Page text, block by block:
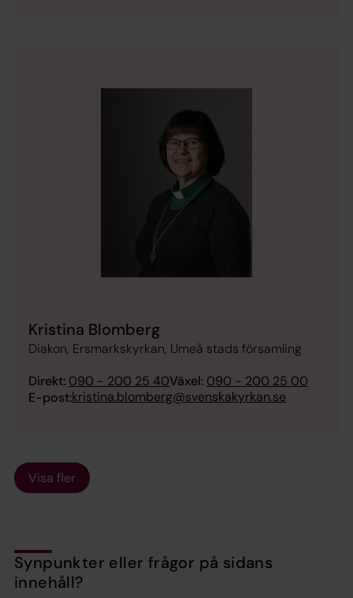
Kristina Blomberg
Diakon, Ersmarkskyrkan, Umeå stads församling
Direkt: 090 - 200 25 40Växel: 090 - 200 25 00
E-post:kristina.blomberg@svenskakyrkan.se
Visa fler
Synpunkter eller frågor på sidans
innehåll?